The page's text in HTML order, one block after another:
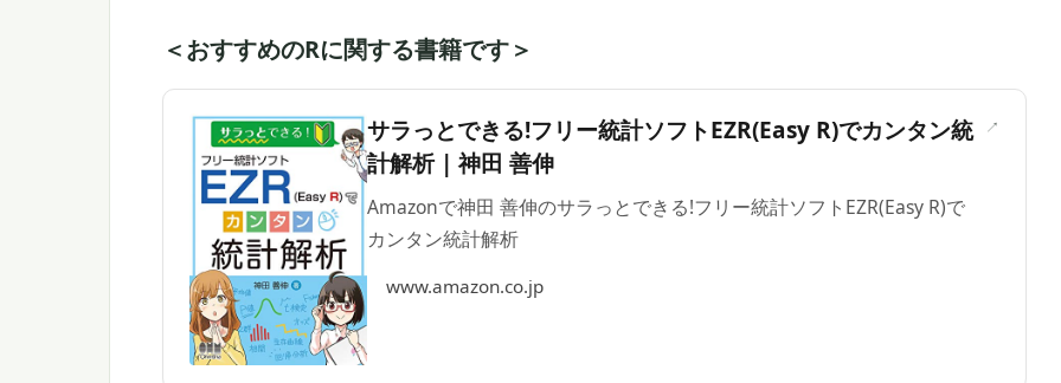
＜おすすめのRに関する書籍です＞
サラっとできる!フリー統計ソフトEZR(Easy R)でカンタン統
計解析 | 神田 善伸
Amazonで神田 善伸のサラっとできる!フリー統計ソフトEZR(Easy R)で
カンタン統計解析
www.amazon.co.jp